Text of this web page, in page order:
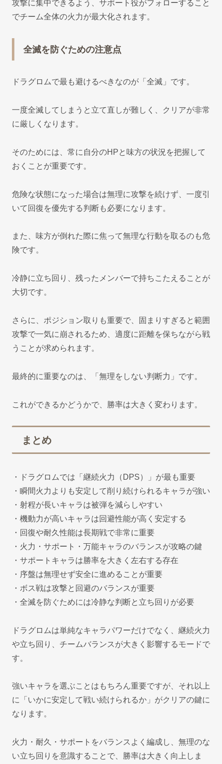
攻撃に集中できるよう、サポート役がフォローすること
でチーム全体の火力が最大化されます。
全滅を防ぐための注意点
ドラグロムで最も避けるべきなのが「全滅」です。
一度全滅してしまうと立て直しが難しく、クリアが非常
に厳しくなります。
そのためには、常に自分のHPと味方の状況を把握して
おくことが重要です。
危険な状態になった場合は無理に攻撃を続けず、一度引
いて回復を優先する判断も必要になります。
また、味方が倒れた際に焦って無理な行動を取るのも危
険です。
冷静に立ち回り、残ったメンバーで持ちこたえることが
大切です。
さらに、ポジション取りも重要で、固まりすぎると範囲
攻撃で一気に崩されるため、適度に距離を保ちながら戦
うことが求められます。
最終的に重要なのは、「無理をしない判断力」です。
これができるかどうかで、勝率は大きく変わります。
まとめ
・ドラグロムでは「継続火力（DPS）」が最も重要
・瞬間火力よりも安定して削り続けられるキャラが強い
・射程が長いキャラは被弾を減らしやすい
・機動力が高いキャラは回避性能が高く安定する
・回復や耐久性能は長期戦で非常に重要
・火力・サポート・万能キャラのバランスが攻略の鍵
・サポートキャラは勝率を大きく左右する存在
・序盤は無理せず安全に進めることが重要
・ボス戦は攻撃と回避のバランスが重要
・全滅を防ぐためには冷静な判断と立ち回りが必要
ドラグロムは単純なキャラパワーだけでなく、継続火力
や立ち回り、チームバランスが大きく影響するモードで
す。
強いキャラを選ぶことはもちろん重要ですが、それ以上
に「いかに安定して戦い続けられるか」がクリアの鍵に
なります。
火力・耐久・サポートをバランスよく編成し、無理のな
い立ち回りを意識することで、勝率は大きく向上しま